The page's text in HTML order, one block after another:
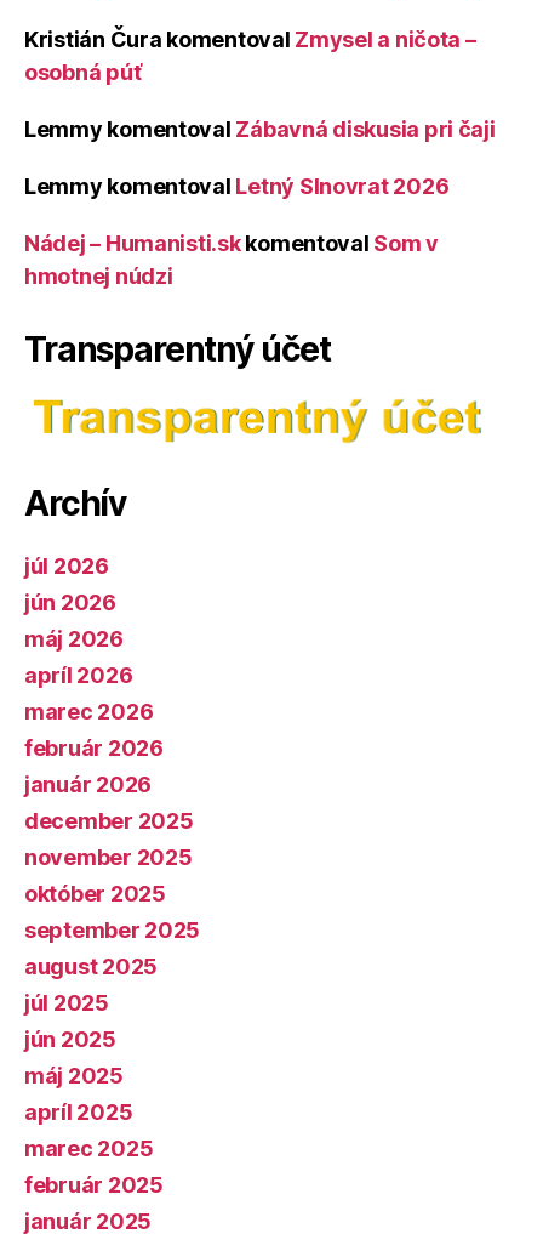
Kristián Čura komentoval Zmysel a ničota –
osobná púť
Lemmy komentoval Zábavná diskusia pri čaji
Lemmy komentoval Letný Slnovrat 2026
Nádej – Humanisti.skkomentoval Som v
hmotnej núdzi
Transparentný účet
Archív
júl 2026
jún 2026
máj 2026
apríl 2026
marec 2026
február 2026
január 2026
december 2025
november 2025
október 2025
september 2025
august 2025
júl 2025
jún 2025
máj 2025
apríl 2025
marec 2025
február 2025
január 2025